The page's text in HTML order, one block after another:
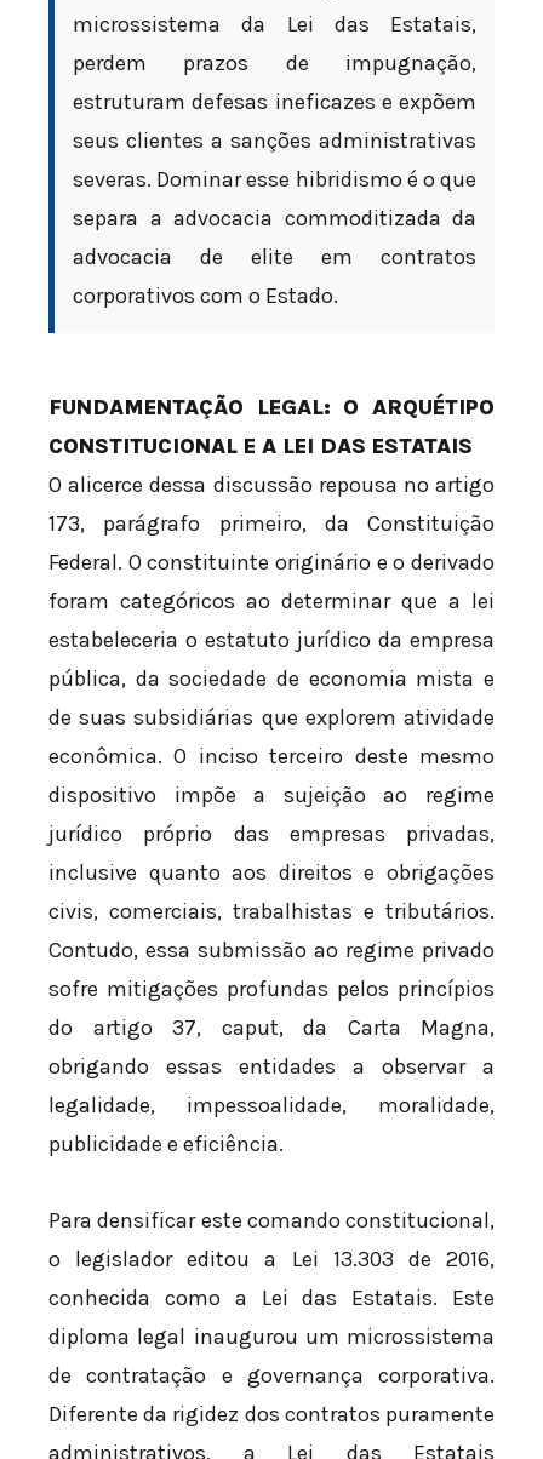
microssistema da Lei das Estatais,
perdem prazos de impugnação,
estruturam defesas ineficazes e expõem
seus clientes a sanções administrativas
severas. Dominar esse hibridismo é o que
separa a advocacia commoditizada da
advocacia de elite em contratos
corporativos com o Estado.
FUNDAMENTAÇÃO LEGAL: O ARQUÉTIPO
CONSTITUCIONAL E A LEI DAS ESTATAIS
O alicerce dessa discussão repousa no artigo
173, parágrafo primeiro, da Constituição
Federal. O constituinte originário e o derivado
foram categóricos ao determinar que a lei
estabeleceria o estatuto jurídico da empresa
pública, da sociedade de economia mista e
de suas subsidiárias que explorem atividade
econômica. O inciso terceiro deste mesmo
dispositivo impõe a sujeição ao regime
jurídico próprio das empresas privadas,
inclusive quanto aos direitos e obrigações
civis, comerciais, trabalhistas e tributários.
Contudo, essa submissão ao regime privado
sofre mitigações profundas pelos princípios
do artigo 37, caput, da Carta Magna,
obrigando essas entidades a observar a
legalidade, impessoalidade, moralidade,
publicidade e eficiência.
Para densificar este comando constitucional,
o legislador editou a Lei 13.303 de 2016,
conhecida como a Lei das Estatais. Este
diploma legal inaugurou um microssistema
de contratação e governança corporativa.
Diferente da rigidez dos contratos puramente
administrativos, a Lei das Estatais